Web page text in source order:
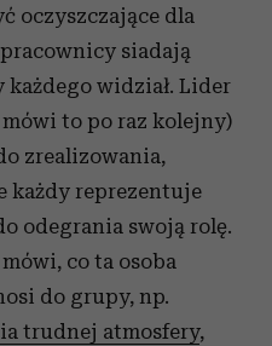
oczyszczające dla
pracownicy siadają
każdego widział. Lider
to po raz kolejny)
zrealizowania,
każdy reprezentuje
odegrania swoją rolę.
co ta osoba
do grupy, np.
trudnej atmosfery,